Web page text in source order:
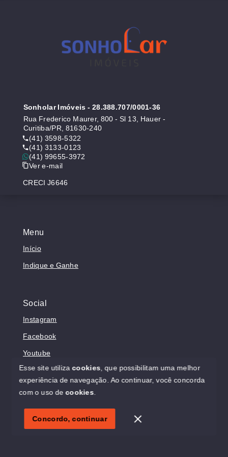
Menu
Início
Indique e Ganhe
Social
Instagram
Facebook
Youtube
© Copyright 2026 - Sonholar Imóveis - Todos os direitos
SITE PARA IMOBILIARIA
Sonholar Imóveis - 28.388.707/0001-36
Rua Frederico Maurer, 800 - Sl 13, Hauer -
Curitiba/PR, 81630-240
(41) 3598-5322
(41) 3133-0123
(41) 99655-3972
Ver e-mail
CRECI J6646
Esse site utilizacookies , que possibilitam uma melhor
experiência de navegação. Ao continuar, você concorda
com o uso decookies
Concordo, continuar